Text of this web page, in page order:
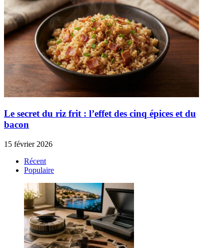
Le secret du riz frit : l’effet des cinq épices et du
bacon
15 février 2026
Récent
Populaire